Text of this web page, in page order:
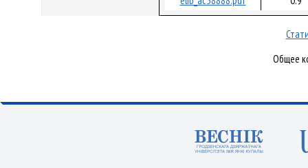
Общее